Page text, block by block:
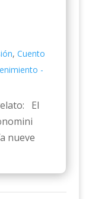
, Cuento
-
El
nueve